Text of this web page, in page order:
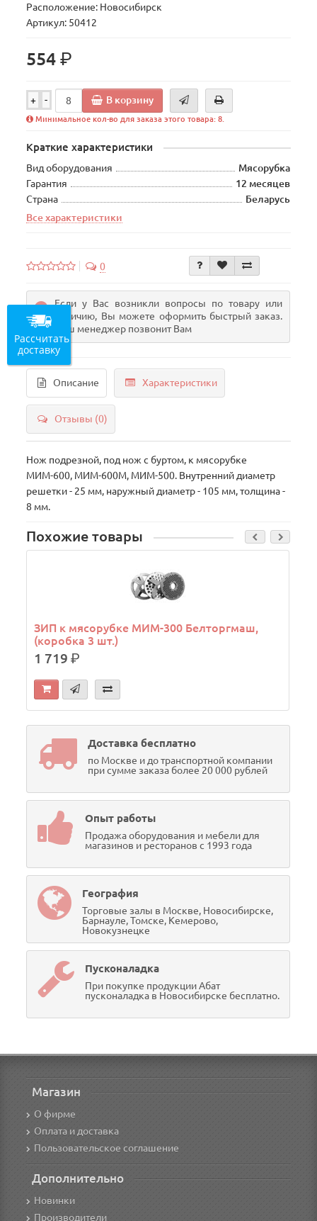
Расположение: Новосибирск
Артикул: 50412
554р.
+ - В корзину
Минимальное кол-во для заказа этого товара: 8.
Краткие характеристики
Вид оборудования
Мясорубка
Гарантия
12 месяцев
Страна
Беларусь
Все характеристики
0
Если у Вас возникли вопросы по товару или
наличию, Вы можете оформить быстрый заказ.
Наш менеджер позвонит Вам
Описание Характеристики
Отзывы (0)
Нож подрезной, под нож с буртом, к мясорубке
МИМ-600, МИМ-600М, МИМ-500. Внутренний диаметр
решетки - 25 мм, наружный диаметр - 105 мм, толщина -
8 мм.
Похожие товары
ЗИП к мясорубке МИМ-300 Белторгмаш,
(коробка 3 шт.)
1 719р.
Доставка бесплатно
по Москве и до транспортной компании
при сумме заказа более 20 000 рублей
Опыт работы
Продажа оборудования и мебели для
магазинов и ресторанов с 1993 года
География
Торговые залы в Москве, Новосибирске,
Барнауле, Томске, Кемерово,
Новокузнецке
Пусконаладка
При покупке продукции Абат
пусконаладка в Новосибирске бесплатно.
Магазин
О фирме
Оплата и доставка
Пользовательское соглашение
Дополнительно
Новинки
Производители
Рассчитать
доставку